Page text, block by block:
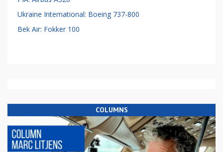
Ukraine International: Boeing 737-800
Bek Air: Fokker 100
COLUMNS